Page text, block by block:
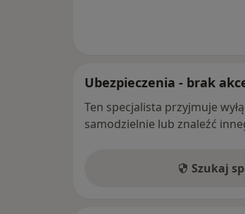
Ubezpieczenia - brak
Ten specjalista przyjmuje
samodzielnie lub znaleźć
Szukaj